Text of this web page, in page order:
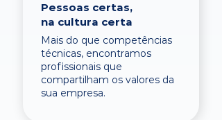
Pessoas certas,
na cultura certa
Mais do que competências
técnicas, encontramos
profissionais que
compartilham os valores da
sua empresa.